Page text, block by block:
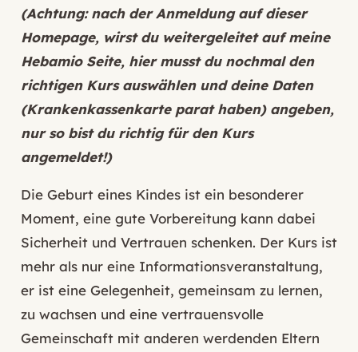
(Achtung: nach der Anmeldung auf dieser
Homepage, wirst du weitergeleitet auf meine
Hebamio Seite, hier musst du nochmal den
richtigen Kurs auswählen und deine Daten
(Krankenkassenkarte parat haben) angeben,
nur so bist du richtig für den Kurs
angemeldet!)
Die Geburt eines Kindes ist ein besonderer
Moment, eine gute Vorbereitung kann dabei
Sicherheit und Vertrauen schenken. Der Kurs ist
mehr als nur eine Informationsveranstaltung,
er ist eine Gelegenheit, gemeinsam zu lernen,
zu wachsen und eine vertrauensvolle
Gemeinschaft mit anderen werdenden Eltern